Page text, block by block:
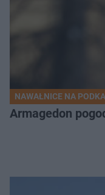
NAWAŁNICE NA
Armagedon